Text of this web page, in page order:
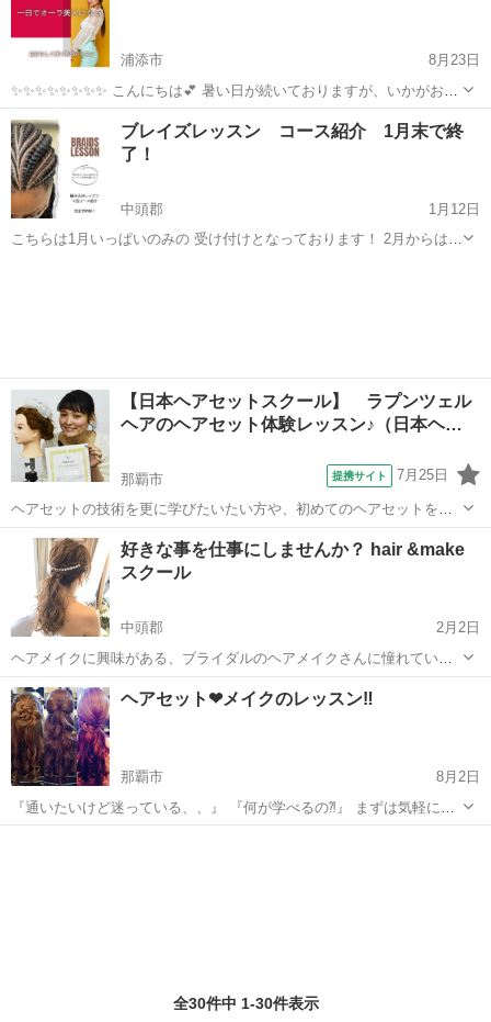
い方へ 現役美容師に...
浦添市
8月23日
✨✨✨✨✨✨✨✨ こんにちは💕 暑い日が続いておりますが、いかがお過
ごしでしょうか？ ✨✨✨✨ 今日は 1Dayのメイクレッスンのご案内です
💕 通常価格33,000円を 特別価格の半額にてご案内致します😊
✨✨✨✨✨✨...
沖縄 ヘアメイク
ブレイズレッスン コース紹介 1月末で終
了！
中頭郡
1月12日
こちらは1月いっぱいのみの 受け付けとなっております！ 2月からは少
【日本ヘアセットスクール】 ラプンツェル
ヘアのヘアセット体験レッスン♪（日本ヘ…
那覇市 提携サイト 7月25日
ヘアセットの技術を更に学びたいたい方や、初めてのヘアセットを一
から学びたい方へ当スクールで学べる技術を実際に体感して頂きま
す！ トレンドのヘアスタイルを実際にセットしてもらいます(*˘︶
˘*).｡.:*♡ 現役スタイリストで...
沖縄 那覇市 ヘアメイク
好きな事を仕事にしませんか？ hair &make
スクール
中頭郡
2月2日
ヘアメイクに興味がある、ブライダルのヘアメイクさんに憧れてい
る、やりがいのある仕事につきたい、手に職を付けたいと思っている
貴方のやる気を活かしませんか？ 現役のブライダルヘアメイクスタイ
リストが、実践型でレッスン致します。...
沖縄 中頭郡 ヘアメイク コテ
ヘアセット❤︎メイクのレッスン‼︎
那覇市
8月2日
『通いたいけど迷っている、、』 『何が学べるの⁈』 まずは気軽にお
問い合わせ下さい！！ ご相談だけでもOK 多くのお客様から ヘアセッ
全30件中 1-30件表示